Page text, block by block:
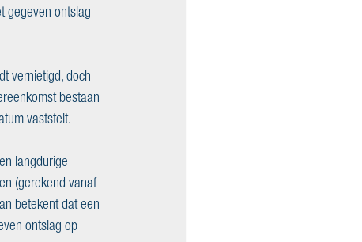
gegeven ontslag
vernietigd, doch
bestaan
vaststelt.
langdurige
(gerekend vanaf
betekent dat een
ontslag op